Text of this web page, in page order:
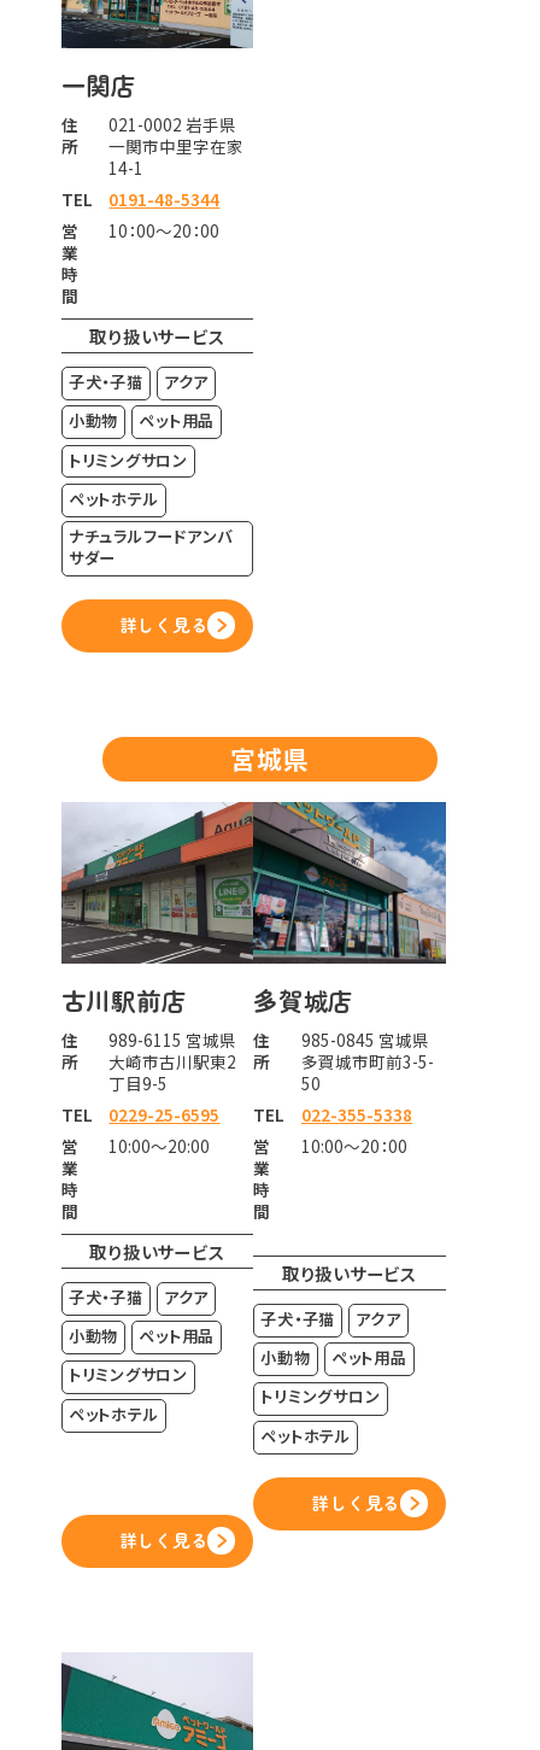
一関店
住
所
021-0002 岩手県
一関市中里字在家
14-1
TEL
0191-48-5344
営
業
時
間
10：00～20：00
取り扱いサービス
子犬・子猫
アクア
小動物
ペット用品
トリミングサロン
ペットホテル
ナチュラルフードアンバ
サダー
詳しく見る
宮城県
古川駅前店
住
所
989-6115 宮城県
大崎市古川駅東2
丁目9-5
TEL
0229-25-6595
営
業
時
間
10:00～20:00
取り扱いサービス
子犬・子猫
アクア
小動物
ペット用品
トリミングサロン
ペットホテル
詳しく見る
多賀城店
住
所
985-0845 宮城県
多賀城市町前3-5-
50
TEL
022-355-5338
営
業
時
間
10:00～20：00
取り扱いサービス
子犬・子猫
アクア
小動物
ペット用品
トリミングサロン
ペットホテル
詳しく見る